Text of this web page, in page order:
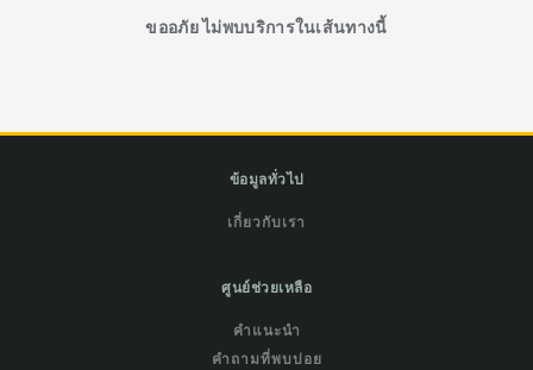
ขออภัย ไม่พบบริการในเส้นทางนี้
ข้อมูลทั่วไป
เกี่ยวกับเรา
ศูนย์ช่วยเหลือ
คำแนะนำ
คำถามที่พบบ่อย